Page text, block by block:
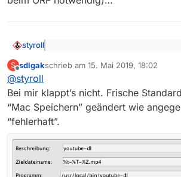
styroll
extern funktioniert und youtube-dl
wohl. Und aus MV heraus ist das
wenn du die Syntax beachtest (die "
Windows, bei Unixoiden
S
Offline
sdlgakschrieb am 15. Mai 2019, 18:02
zuletzt editiert von
@styroll
Bei mir klappt’s nicht. Frische
“Mac Speichern” geändert wie
“fehlerhaft”.